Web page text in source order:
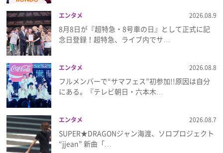
ランキング
Emo!miuとは？
免責事項
プライバシーポリシー
利用規約
お問い合わせ
エンタメ 2026.08.9
8月8日が『超特急・8号車の日』として正式に記
念日登録！超特急、ライブ内でサ…
エンタメ 2026.08.8
フルメンバーで“サマフェス”初参加!!原因は自分
にある。『テレビ朝日・六本木…
エンタメ 2026.08.7
SUPER★DRAGONジャン海渡、ソロプロジェクト
“jjean” 新曲「…